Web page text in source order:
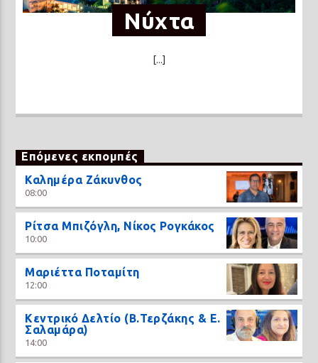
Νύχτα
[...]
Επόμενες εκπομπές
Καλημέρα Ζάκυνθος
08:00
Ρίτσα Μπιζόγλη, Νίκος Ρογκάκος
10:00
Μαριέττα Ποταμίτη
12:00
Κεντρικό Δελτίο (Β.Τερζάκης & Ε.
Σαλαμάρα)
14:00